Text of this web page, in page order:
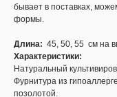
бывает в поставках,
формы.
Длина: 45, 50, 55 см на
Характеристики:
Натуральный
Фурнитура из
позолотой.